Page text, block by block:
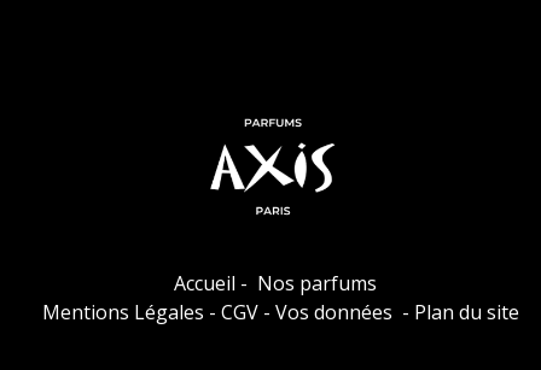
Accueil - Nos parfums
Mentions Légales - CGV- Vos données - Plan du site